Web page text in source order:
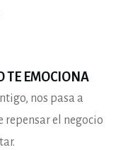
TE EMOCIONA
nos pasa a
repensar el negocio